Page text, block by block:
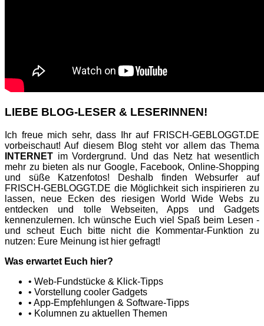
LIEBE BLOG-LESER & LESERINNEN!
Ich freue mich sehr, dass Ihr auf FRISCH-GEBLOGGT.DE
vorbeischaut! Auf diesem Blog steht vor allem das Thema
INTERNET im Vordergrund. Und das Netz hat wesentlich
mehr zu bieten als nur Google, Facebook, Online-Shopping
und süße Katzenfotos! Deshalb finden Websurfer auf
FRISCH-GEBLOGGT.DE die Möglichkeit sich inspirieren zu
lassen, neue Ecken des riesigen World Wide Webs zu
entdecken und tolle Webseiten, Apps und Gadgets
kennenzulernen. Ich wünsche Euch viel Spaß beim Lesen -
und scheut Euch bitte nicht die Kommentar-Funktion zu
nutzen: Eure Meinung ist hier gefragt!
Was erwartet Euch hier?
• Web-Fundstücke & Klick-Tipps
• Vorstellung cooler Gadgets
• App-Empfehlungen & Software-Tipps
• Kolumnen zu aktuellen Themen